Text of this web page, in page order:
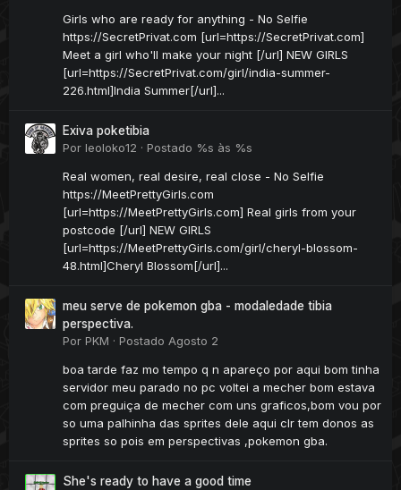
Girls who are ready for anything - No Selfie
https://SecretPrivat.com [url=https://SecretPrivat.com]
Meet a girl who'll make your night [/url] NEW GIRLS
[url=https://SecretPrivat.com/girl/india-summer-
226.html]India Summer[/url]...
Exiva poketibia
Por leoloko12 · Postado %s às %s
Real women, real desire, real close - No Selfie
https://MeetPrettyGirls.com
[url=https://MeetPrettyGirls.com] Real girls from your
postcode [/url] NEW GIRLS
[url=https://MeetPrettyGirls.com/girl/cheryl-blossom-
48.html]Cheryl Blossom[/url]...
meu serve de pokemon gba - modaledade tibia
perspectiva.
Por PKM · Postado Agosto 2
boa tarde faz mo tempo q n apareço por aqui bom tinha
servidor meu parado no pc voltei a mecher bom estava
com preguiça de mecher com uns graficos,bom vou por
so uma palhinha das sprites dele aqui clr tem donos as
sprites so pois em perspectivas ,pokemon gba.
She's ready to have a good time